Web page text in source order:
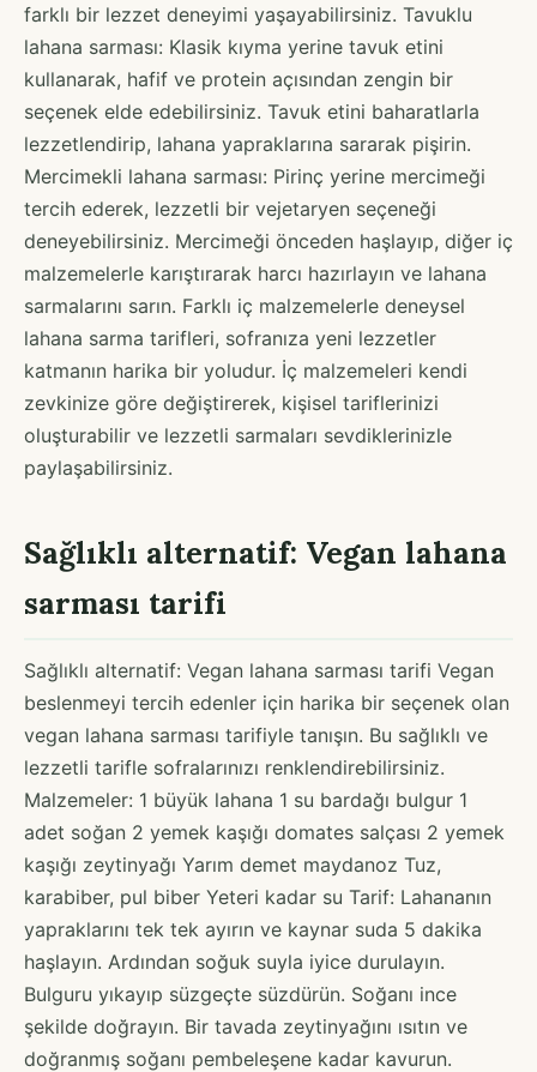
farklı bir lezzet deneyimi yaşayabilirsiniz. Tavuklu
lahana sarması: Klasik kıyma yerine tavuk etini
kullanarak, hafif ve protein açısından zengin bir
seçenek elde edebilirsiniz. Tavuk etini baharatlarla
lezzetlendirip, lahana yapraklarına sararak pişirin.
Mercimekli lahana sarması: Pirinç yerine mercimeği
tercih ederek, lezzetli bir vejetaryen seçeneği
deneyebilirsiniz. Mercimeği önceden haşlayıp, diğer iç
malzemelerle karıştırarak harcı hazırlayın ve lahana
sarmalarını sarın. Farklı iç malzemelerle deneysel
lahana sarma tarifleri, sofranıza yeni lezzetler
katmanın harika bir yoludur. İç malzemeleri kendi
zevkinize göre değiştirerek, kişisel tariflerinizi
oluşturabilir ve lezzetli sarmaları sevdiklerinizle
paylaşabilirsiniz.
Sağlıklı alternatif: Vegan lahana
sarması tarifi
Sağlıklı alternatif: Vegan lahana sarması tarifi Vegan
beslenmeyi tercih edenler için harika bir seçenek olan
vegan lahana sarması tarifiyle tanışın. Bu sağlıklı ve
lezzetli tarifle sofralarınızı renklendirebilirsiniz.
Malzemeler: 1 büyük lahana 1 su bardağı bulgur 1
adet soğan 2 yemek kaşığı domates salçası 2 yemek
kaşığı zeytinyağı Yarım demet maydanoz Tuz,
karabiber, pul biber Yeteri kadar su Tarif: Lahananın
yapraklarını tek tek ayırın ve kaynar suda 5 dakika
haşlayın. Ardından soğuk suyla iyice durulayın.
Bulguru yıkayıp süzgeçte süzdürün. Soğanı ince
şekilde doğrayın. Bir tavada zeytinyağını ısıtın ve
doğranmış soğanı pembeleşene kadar kavurun.